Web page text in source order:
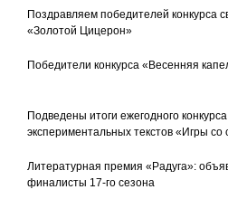
Поздравляем победителей конкурса
«Золотой Цицерон»
Победители конкурса «Весенняя
Подведены итоги ежегодного конкурса
экспериментальных текстов «Игры
Литературная премия «Радуга»:
финалисты 17-го сезона